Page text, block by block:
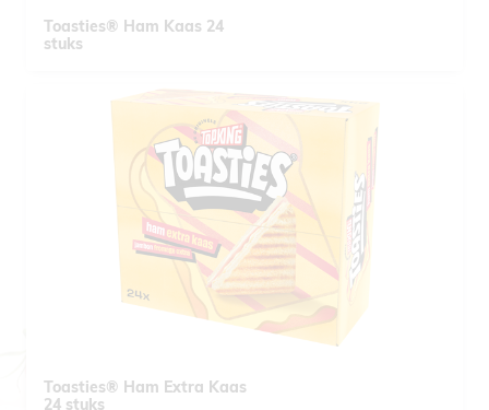
Toasties® Ham Kaas 24
stuks
Toasties® Ham Extra Kaas
24 stuks